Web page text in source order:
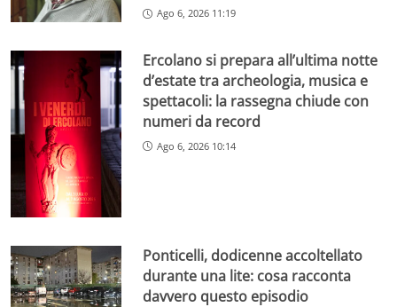
Ago 6, 2026 11:19
Ercolano si prepara all’ultima notte
d’estate tra archeologia, musica e
spettacoli: la rassegna chiude con
numeri da record
Ago 6, 2026 10:14
Ponticelli, dodicenne accoltellato
durante una lite: cosa racconta
davvero questo episodio